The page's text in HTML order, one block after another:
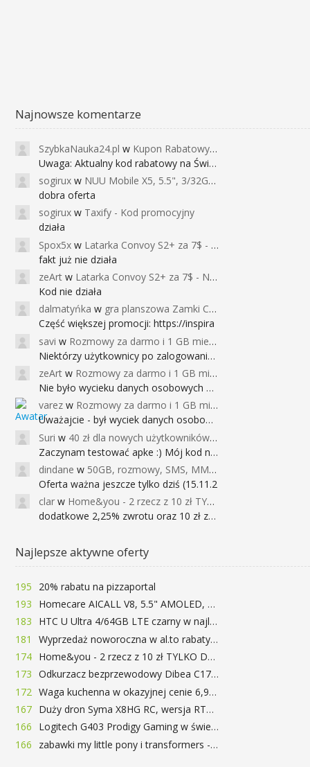
Najnowsze komentarze
SzybkaNauka24.pl w Kupon Rabatowy na Kurs Angielskiego dla Dzieci - FunEnglish
Uwaga: Aktualny kod rabatowy na Święta (
sogirux w NUU Mobile X5, 5.5", 3/32GB, czujnik linii papilarnych, 2950mAh, aparat 13MP za 267zł - Banggood
dobra oferta
sogirux w Taxify - Kod promocyjny
działa
Spox5x w Latarka Convoy S2+ za 7$ - Najniższa cena od 2017r
fakt już nie działa
zeArt w Latarka Convoy S2+ za 7$ - Najniższa cena od 2017r
Kod nie działa
dalmatyńka w gra planszowa Zamki Caladale za 39zł
Część większej promocji: https://inspira
savi w Rozmowy za darmo i 1 GB miesięcznie
Niektórzy użytkownicy po zalogowaniu do
zeArt w Rozmowy za darmo i 1 GB miesięcznie
Nie było wycieku danych osobowych a nieo
varez w Rozmowy za darmo i 1 GB miesięcznie
Uważajcie - był wyciek danych osobowych
Suri w 40 zł dla nowych użytkowników Google Pay (dawniej Android Pay)
Zaczynam testować apke :) Mój kod na 40
dindane w 50GB, rozmowy, SMS, MMS bez limitu przez 6 miesięcy za darmo za przeniesienie numeru do Play NEXT
Oferta ważna jeszcze tylko dziś (15.11.2
clar w Home&you - 2 rzecz z 10 zł TYLKO DZISIAJ
dodatkowe 2,25% zwrotu oraz 10 zł za r
Najlepsze aktywne oferty
195
20% rabatu na pizzaportal
193
Homecare AICALL V8, 5.5" AMOLED, 4/128GB, Snapdragon 652, LTE, QC3.0, 3400mAh za 416zł
183
HTC U Ultra 4/64GB LTE czarny w najlepszej cenie na rynku 799 zł!!!
181
Wyprzedaż noworoczna w al.to rabaty do 72%
174
Home&you - 2 rzecz z 10 zł TYLKO DZISIAJ
173
Odkurzacz bezprzewodowy Dibea C17 za 77.99$ (~290zł)
172
Waga kuchenna w okazyjnej cenie 6,99$
167
Duży dron Syma X8HG RC, wersja RTF, kamera 8MP za 62$ (~233zł) - TomTop
166
Logitech G403 Prodigy Gaming w świetnej cenie 169 zł
166
zabawki my little pony i transformers -50%!